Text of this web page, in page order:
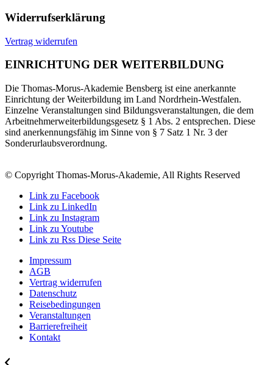
Widerrufserklärung
Vertrag widerrufen
EINRICHTUNG DER WEITERBILDUNG
Die Thomas-Morus-Akademie Bensberg ist eine anerkannte
Einrichtung der Weiterbildung im Land Nordrhein-Westfalen.
Einzelne Veranstaltungen sind Bildungsveranstaltungen, die dem
Arbeitnehmerweiterbildungsgesetz § 1 Abs. 2 entsprechen. Diese
sind anerkennungsfähig im Sinne von § 7 Satz 1 Nr. 3 der
Sonderurlaubsverordnung.
© Copyright Thomas-Morus-Akademie, All Rights Reserved
Link zu Facebook
Link zu LinkedIn
Link zu Instagram
Link zu Youtube
Link zu Rss Diese Seite
Impressum
AGB
Vertrag widerrufen
Datenschutz
Reisebedingungen
Veranstaltungen
Barrierefreiheit
Kontakt